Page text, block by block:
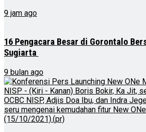
9 jam ago
16 Pengacara Besar di Gorontalo
Sugiarta
9 bulan ago